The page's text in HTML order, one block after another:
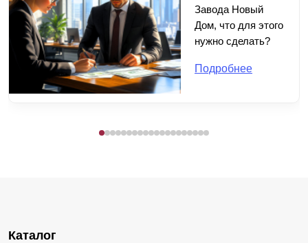
Завода Новый
Дом, что для этого
нужно сделать?
Подробнее
Каталог